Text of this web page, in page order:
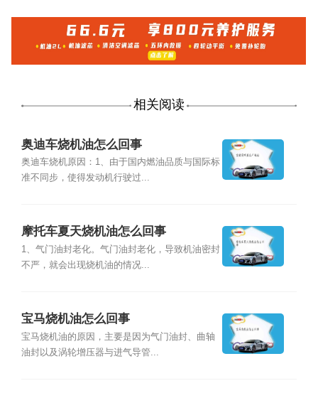
相关阅读
奥迪车烧机油怎么回事
奥迪车烧机原因：1、由于国内燃油品质与国际标
准不同步，使得发动机行驶过...
摩托车夏天烧机油怎么回事
1、气门油封老化。气门油封老化，导致机油密封
不严，就会出现烧机油的情况...
宝马烧机油怎么回事
宝马烧机油的原因，主要是因为气门油封、曲轴
油封以及涡轮增压器与进气导管...